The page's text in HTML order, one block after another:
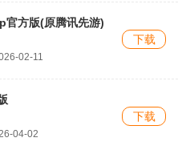
官方版(原腾讯先游)
02-11
下载
04-02
下载